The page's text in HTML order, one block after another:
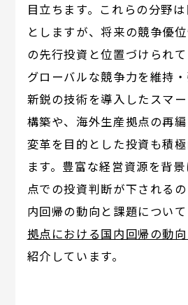
目立ちます。これらの分野
としますが、将来の競争優
の先行投資と位置づけられて
グローバルな競争力を維持
新鋭の技術を導入したスマ
構築や、海外生産拠点の再
変革を目的とした投資も積
ます。豊富な経営資源を背
点での投資判断が下される
内回帰の動向と課題につい
拠点における国内回帰の動
紹介しています。